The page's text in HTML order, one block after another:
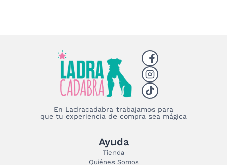
En Ladracadabra trabajamos para
que tu experiencia de compra sea mágica
Ayuda
Tienda
Quiénes Somos